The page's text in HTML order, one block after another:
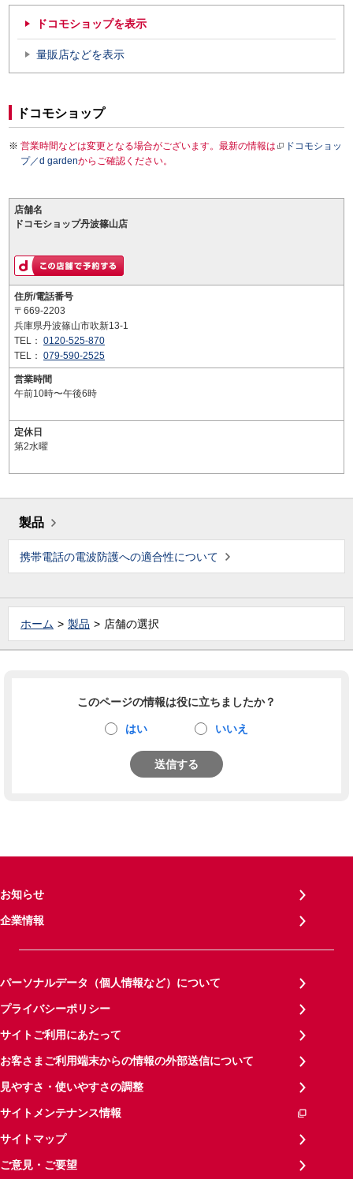
ドコモショップを表示
量販店などを表示
ドコモショップ
営業時間などは変更となる場合がございます。最新の情報は
ドコモショッ
プ／d gardenからご確認ください。
店舗名
ドコモショップ丹波篠山店
住所/電話番号
〒669-2203
兵庫県丹波篠山市吹新13-1
TEL： 0120-525-870
TEL： 079-590-2525
営業時間
午前10時〜午後6時
定休日
第2水曜
製品
携帯電話の電波防護への適合性について
ホーム 製品 店舗の選択
このページの情報は役に立ちましたか？
はい いいえ
送信する
お知らせ
企業情報
パーソナルデータ（個人情報など）について
プライバシーポリシー
サイトご利用にあたって
お客さまご利用端末からの情報の外部送信について
見やすさ・使いやすさの調整
サイトメンテナンス情報
サイトマップ
ご意見・ご要望